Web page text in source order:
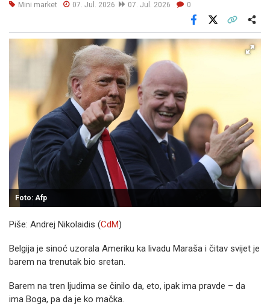
Mini market 07. Jul. 2026 07. Jul. 2026 0
Facebook
Foto: Afp
Piše: Andrej Nikolaidis (CdM)
Belgija je sinoć uzorala Ameriku ka livadu Maraša i čitav svijet je
barem na trenutak bio sretan.
Barem na tren ljudima se činilo da, eto, ipak ima pravde – da
ima Boga, pa da je ko mačka.